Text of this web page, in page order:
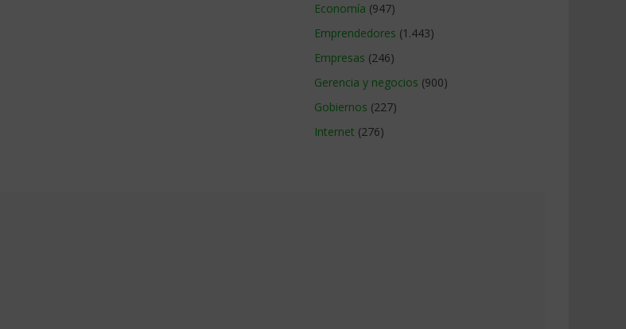
Economía (947)
Emprendedores (1.443)
Empresas (246)
Gerencia y negocios (900)
Gobiernos (227)
Internet (276)